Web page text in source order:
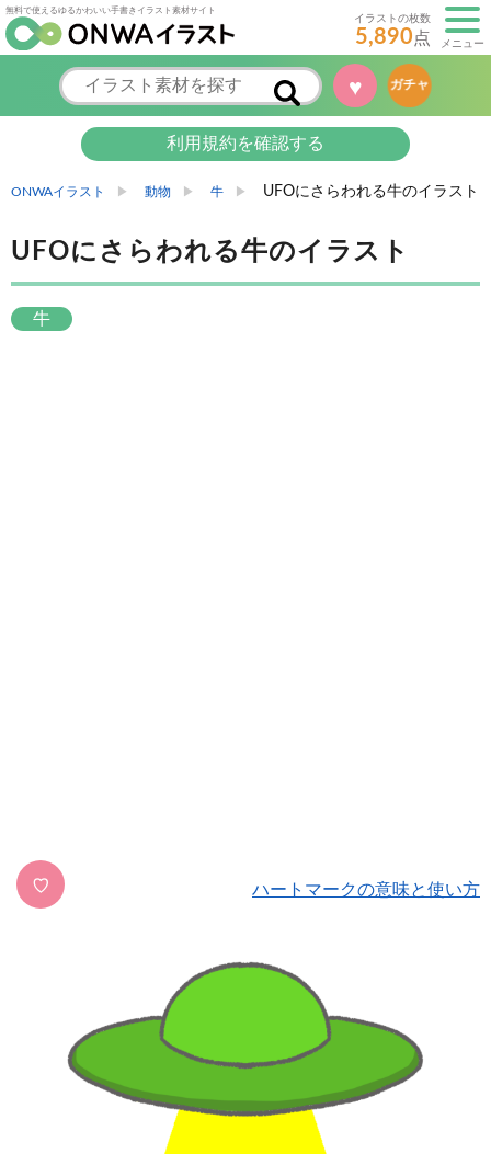
無料で使えるゆるかわいい手書きイラスト素材サイト
イラストの枚数
5,890点 メニュー
♥ ガチャ
利用規約を確認する
ONWAイラスト 動物 牛 UFOにさらわれる牛のイラスト
UFOにさらわれる牛のイラスト
牛
♡ ハートマークの意味と使い方